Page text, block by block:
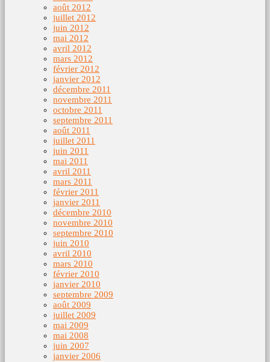
août 2012
juillet 2012
juin 2012
mai 2012
avril 2012
mars 2012
février 2012
janvier 2012
décembre 2011
novembre 2011
octobre 2011
septembre 2011
août 2011
juillet 2011
juin 2011
mai 2011
avril 2011
mars 2011
février 2011
janvier 2011
décembre 2010
novembre 2010
septembre 2010
juin 2010
avril 2010
mars 2010
février 2010
janvier 2010
septembre 2009
août 2009
juillet 2009
mai 2009
mai 2008
juin 2007
janvier 2006